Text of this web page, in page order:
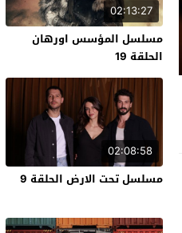
02:13:27
مسلسل المؤسس اورهان
الحلقة 19
02:08:58
مسلسل تحت الارض الحلقة 9